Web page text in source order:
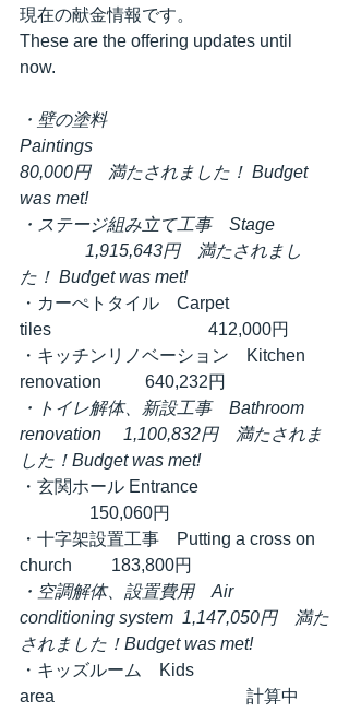
現在の献金情報です。
These are the offering updates until
now.
・壁の塗料
Paintings
80,000円　満たされました！ Budget
was met!
・ステージ組み立て工事　Stage
               1,915,643円　満たされまし
た！ Budget was met!
・カーぺトタイル　Carpet
tiles　　　　　  　          412,000円
・キッチンリノベーション　Kitchen
renovation          640,232円
・トイレ解体、新設工事　Bathroom
renovation　 1,100,832円　満たされま
した！Budget was met!
・玄関ホール Entrance
                150,060円
・十字架設置工事　Putting a cross on
church　　 183,800円
・空調解体、設置費用　Air
conditioning system  1,147,050円　満た
されました！Budget was met!
・キッズルーム　Kids
area　　　　　　　　            計算中